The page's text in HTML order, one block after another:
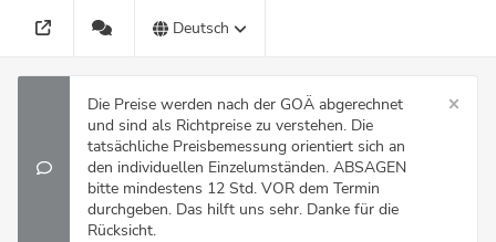
Deutsch
Die Preise werden nach der GOÄ abgerechnet
und sind als Richtpreise zu verstehen. Die
tatsächliche Preisbemessung orientiert sich an
den individuellen Einzelumständen. ABSAGEN
bitte mindestens 12 Std. VOR dem Termin
durchgeben. Das hilft uns sehr. Danke für die
Rücksicht.